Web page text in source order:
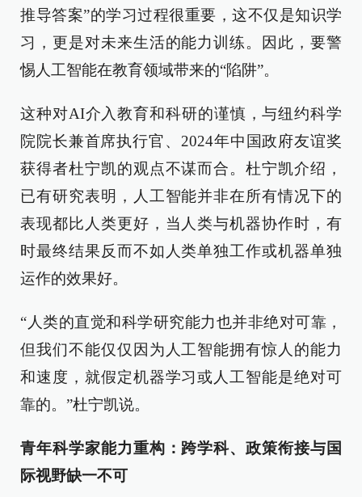
推导答案”的学习过程很重要，这不仅是知识学
习，更是对未来生活的能力训练。因此，要警
惕人工智能在教育领域带来的“陷阱”。
这种对AI介入教育和科研的谨慎，与纽约科学
院院长兼首席执行官、2024年中国政府友谊奖
获得者杜宁凯的观点不谋而合。杜宁凯介绍，
已有研究表明，人工智能并非在所有情况下的
表现都比人类更好，当人类与机器协作时，有
时最终结果反而不如人类单独工作或机器单独
运作的效果好。
“人类的直觉和科学研究能力也并非绝对可靠，
但我们不能仅仅因为人工智能拥有惊人的能力
和速度，就假定机器学习或人工智能是绝对可
靠的。”杜宁凯说。
青年科学家能力重构：跨学科、政策衔接与国
际视野缺一不可